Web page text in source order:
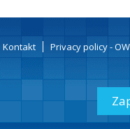
Kontakt Privacy policy -